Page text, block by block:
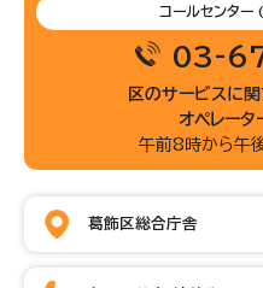
コールセンター
03-
区のサービスに
オペレータ
午前8時から午
葛飾区総合庁舎